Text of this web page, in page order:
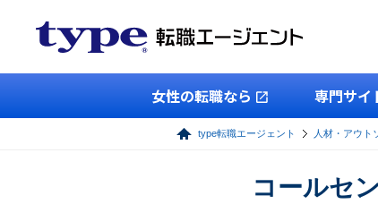
女性の転職なら 専門サイ
type転職エージェント 人材・アウト
コールセ